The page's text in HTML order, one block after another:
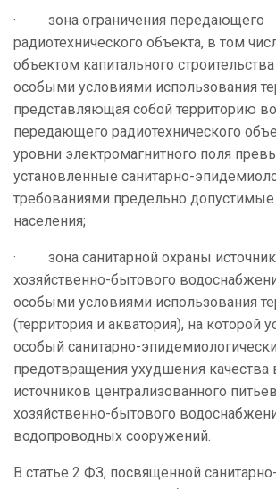
· зона ограничения передающего
радиотехнического объекта, в том
объектом капитального
особыми условиями использования
представляющая собой территорию
передающего радиотехнического
уровни электромагнитного поля
установленные санитарно-
требованиями предельно
населения;
· зона санитарной охраны
хозяйственно-бытового
особыми условиями использования
(территория и акватория), на которой
особый санитарно-
предотвращения ухудшения качества
источников централизованного
хозяйственно-бытового
водопроводных сооружений.
В статье 2 ФЗ, посвященной санитарно-